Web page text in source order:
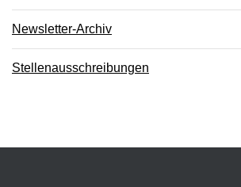
Newsletter-Archiv
Stellenausschreibungen